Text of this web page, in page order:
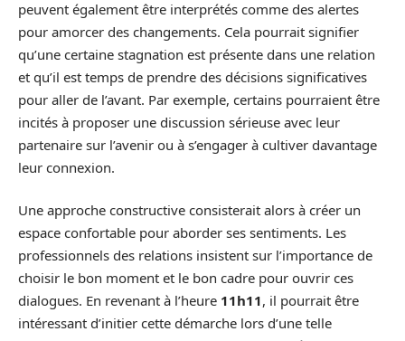
peuvent également être interprétés comme des alertes
pour amorcer des changements. Cela pourrait signifier
qu’une certaine stagnation est présente dans une relation
et qu’il est temps de prendre des décisions significatives
pour aller de l’avant. Par exemple, certains pourraient être
incités à proposer une discussion sérieuse avec leur
partenaire sur l’avenir ou à s’engager à cultiver davantage
leur connexion.
Une approche constructive consisterait alors à créer un
espace confortable pour aborder ses sentiments. Les
professionnels des relations insistent sur l’importance de
choisir le bon moment et le bon cadre pour ouvrir ces
dialogues. En revenant à l’heure 11h11, il pourrait être
intéressant d’initier cette démarche lors d’une telle